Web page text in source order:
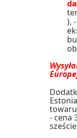
),
- cena